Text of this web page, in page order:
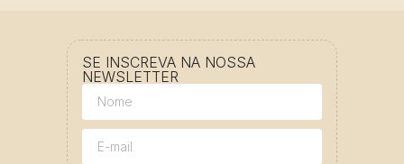
SE INSCREVA NA NOSSA
NEWSLETTER